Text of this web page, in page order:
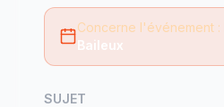
Concerne l'événement :
Baileux
SUJET